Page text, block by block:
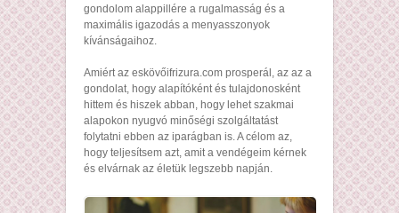
gondolom alappillére a rugalmasság és a
maximális igazodás a menyasszonyok
kívánságaihoz.
Amiért az eskövőifrizura.com prosperál, az az a
gondolat, hogy alapítóként és tulajdonosként
hittem és hiszek abban, hogy lehet szakmai
alapokon nyugvó minőségi szolgáltatást
folytatni ebben az iparágban is. A célom az,
hogy teljesítsem azt, amit a vendégeim kérnek
és elvárnak az életük legszebb napján.